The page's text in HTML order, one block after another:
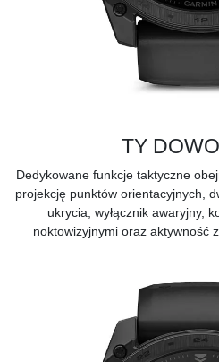
TY
Dedykowane funkcje taktyczne
projekcję punktów orientacyjnych,
ukrycia, wyłącznik awaryjny,
noktowizyjnymi oraz aktywność